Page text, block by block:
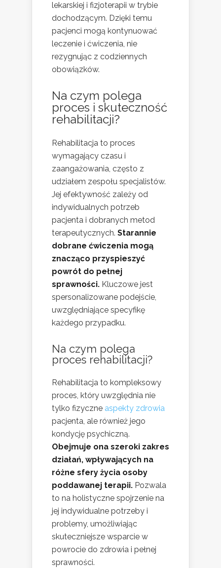
lekarskiej i fizjoterapii w trybie
dochodzącym. Dzięki temu
pacjenci mogą kontynuować
leczenie i ćwiczenia, nie
rezygnując z codziennych
obowiązków.
Na czym polega
proces i skuteczność
rehabilitacji?
Rehabilitacja to proces
wymagający czasu i
zaangażowania, często z
udziałem zespołu specjalistów.
Jej efektywność zależy od
indywidualnych potrzeb
pacjenta i dobranych metod
terapeutycznych. Starannie
dobrane ćwiczenia mogą
znacząco przyspieszyć
powrót do pełnej
sprawności. Kluczowe jest
spersonalizowane podejście,
uwzględniające specyfikę
każdego przypadku.
Na czym polega
proces rehabilitacji?
Rehabilitacja to kompleksowy
proces, który uwzględnia nie
tylko fizyczne aspekty zdrowia
pacjenta, ale również jego
kondycję psychiczną.
Obejmuje ona szeroki zakres
działań, wpływających na
różne sfery życia osoby
poddawanej terapii. Pozwala
to na holistyczne spojrzenie na
jej indywidualne potrzeby i
problemy, umożliwiając
skuteczniejsze wsparcie w
powrocie do zdrowia i pełnej
sprawności.